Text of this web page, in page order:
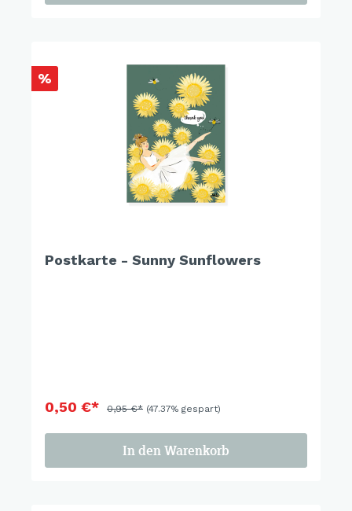
%
Postkarte - Sunny Sunflowers
0,50 €* 0,95 €* (47.37% gespart)
In den Warenkorb